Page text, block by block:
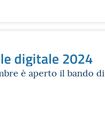
digitale 2024
è aperto il bando di